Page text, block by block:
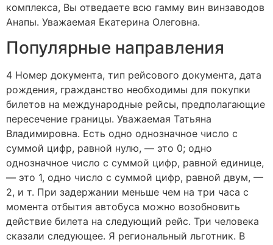
комплекса, Вы отведаете всю гамму вин винзаводов
Анапы. Уважаемая Екатерина Олеговна.
Популярные направления
4 Номер документа, тип рейсового документа, дата
рождения, гражданство необходимы для покупки
билетов на международные рейсы, предполагающие
пересечение границы. Уважаемая Татьяна
Владимировна. Есть одно однозначное число с
суммой цифр, равной нулю, — это 0; одно
однозначное число с суммой цифр, равной единице,
— это 1, одно число с суммой цифр, равной двум, —
2, и т. При задержании меньше чем на три часа с
момента отбытия автобуса можно возобновить
действие билета на следующий рейс. Три человека
сказали следующее. Я региональный льготник. В